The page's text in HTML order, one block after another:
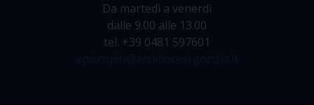
Da martedì a venerdì
dalle 9.00 alle 13.00
tel. +39 0481 597601
episcopio@arcidiocesi.gorizia.it